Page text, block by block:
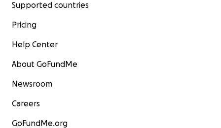
Supported countries
Pricing
Help Center
About GoFundMe
Newsroom
Careers
GoFundMe.org